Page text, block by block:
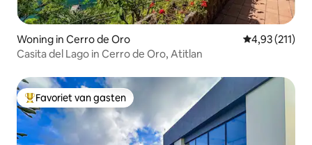
Woning in Cerro de Oro Gemiddelde
4,93 (211)
Casita del Lago in Cerro de Oro, Atitlan
Topfavoriet van gasten
Favoriet van gasten